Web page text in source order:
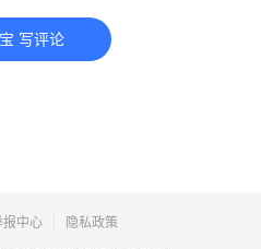
写评论
报中心 隐私政策